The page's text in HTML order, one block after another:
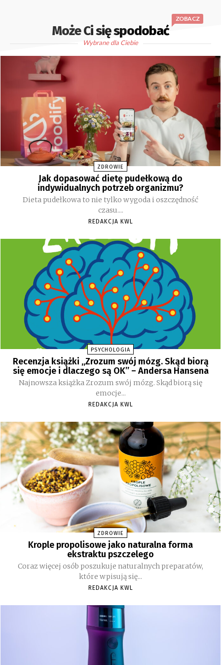
Może Ci się spodobać
ZOBACZ
Wybrane dla Ciebie
ZDROWIE
Jak dopasować dietę pudełkową do
indywidualnych potrzeb organizmu?
Dieta pudełkowa to nie tylko wygoda i oszczędność
czasu....
REDAKCJA KWL
PSYCHOLOGIA
Recenzja książki „Zrozum swój mózg. Skąd biorą
się emocje i dlaczego są OK” – Andersa Hansena
Najnowsza książka Zrozum swój mózg. Skąd biorą się
emocje...
REDAKCJA KWL
ZDROWIE
Krople propolisowe jako naturalna forma
ekstraktu pszczelego
Coraz więcej osób poszukuje naturalnych preparatów,
które wpisują się...
REDAKCJA KWL